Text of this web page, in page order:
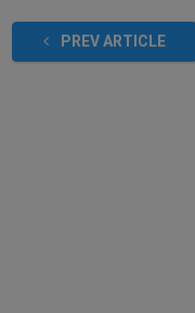
PREV ARTICLE